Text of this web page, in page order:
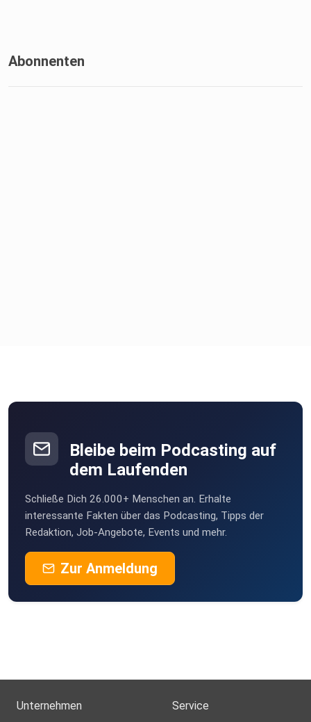
Abonnenten
Bleibe beim Podcasting auf
dem Laufenden
Schließe Dich 26.000+ Menschen an. Erhalte
interessante Fakten über das Podcasting, Tipps der
Redaktion, Job-Angebote, Events und mehr.
Zur Anmeldung
Unternehmen Service